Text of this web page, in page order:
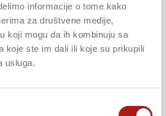
informacije o tome kako
za društvene medije,
koji mogu da ih kombinuju sa
koje ste im dali ili koje su prikupili
usluga.
i razbojništvo
stakala